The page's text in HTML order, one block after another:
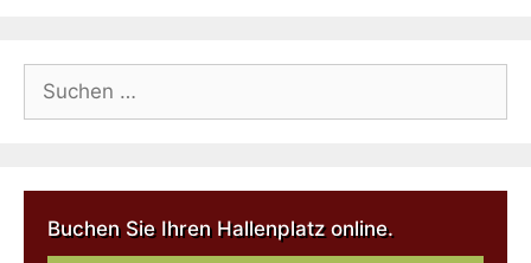
Buchen Sie Ihren Hallenplatz online.